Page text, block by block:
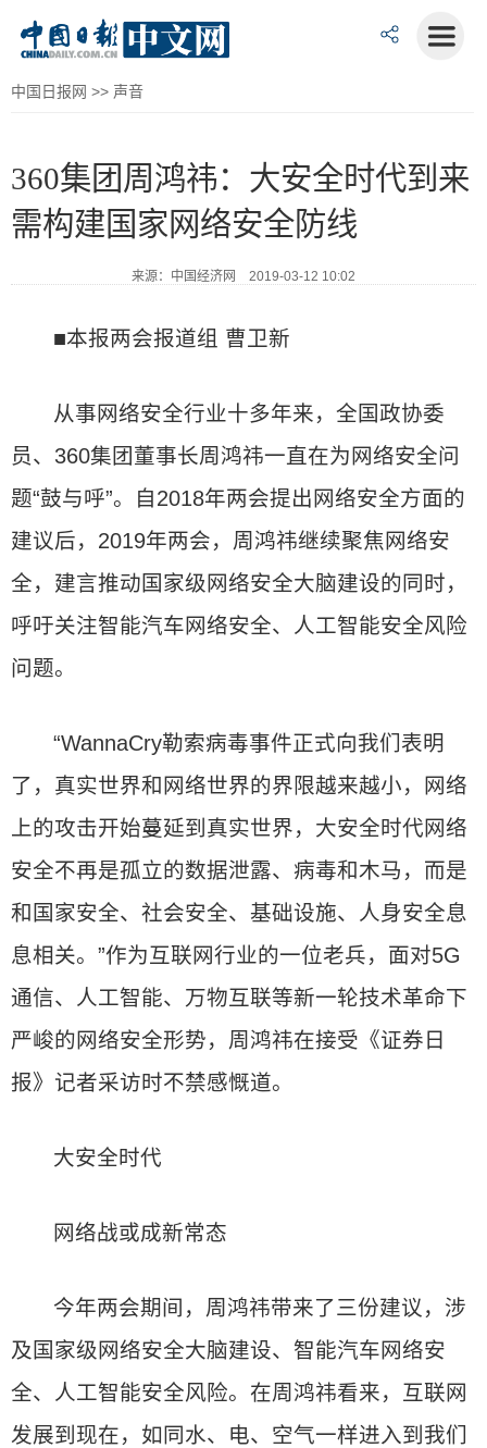
中国日报网 >> 声音
360集团周鸿祎：大安全时代到来
需构建国家网络安全防线
来源：中国经济网 2019-03-12 10:02
■本报两会报道组 曹卫新
从事网络安全行业十多年来，全国政协委
员、360集团董事长周鸿祎一直在为网络安全问
题“鼓与呼”。自2018年两会提出网络安全方面的
建议后，2019年两会，周鸿祎继续聚焦网络安
全，建言推动国家级网络安全大脑建设的同时，
呼吁关注智能汽车网络安全、人工智能安全风险
问题。
“WannaCry勒索病毒事件正式向我们表明
了，真实世界和网络世界的界限越来越小，网络
上的攻击开始蔓延到真实世界，大安全时代网络
安全不再是孤立的数据泄露、病毒和木马，而是
和国家安全、社会安全、基础设施、人身安全息
息相关。”作为互联网行业的一位老兵，面对5G
通信、人工智能、万物互联等新一轮技术革命下
严峻的网络安全形势，周鸿祎在接受《证券日
报》记者采访时不禁感慨道。
大安全时代
网络战或成新常态
今年两会期间，周鸿祎带来了三份建议，涉
及国家级网络安全大脑建设、智能汽车网络安
全、人工智能安全风险。在周鸿祎看来，互联网
发展到现在，如同水、电、空气一样进入到我们